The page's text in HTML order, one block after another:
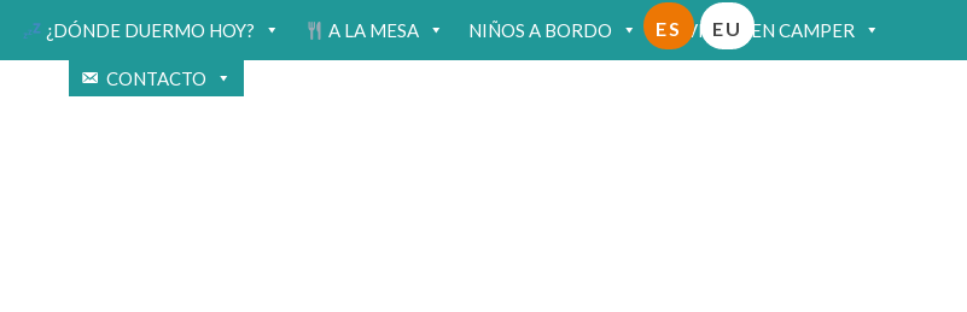
¿DÓNDE DUERMO HOY? A LA MESA NIÑOS A BORDO VIAJAR EN CAMPER
CONTACTO
ES EU